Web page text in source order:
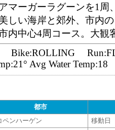
アマーガーラグーンを1 周
しい海岸と郊外、市内
内中心4周コース。大観
Bike:ROLLING
Avg Water Temp:18
都市
ペンハーゲン
移動日